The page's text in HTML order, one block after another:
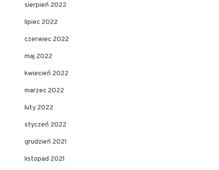
sierpień 2022
lipiec 2022
czerwiec 2022
maj 2022
kwiecień 2022
marzec 2022
luty 2022
styczeń 2022
grudzień 2021
listopad 2021